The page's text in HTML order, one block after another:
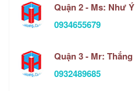
Quận 2 - Ms: Như Ý
0934655679
Quận 3 - Mr: Thắng
0932489685